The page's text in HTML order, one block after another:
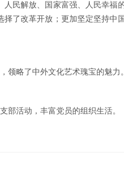
民解放、国家富强、人民幸福
了改革开放；更加坚定坚持中
略了中外文化艺术瑰宝的魅力。
活动，丰富党员的组织生活。